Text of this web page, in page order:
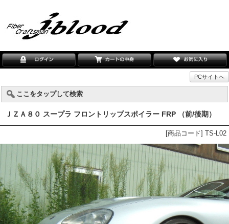
PCサイトへ
ここをタップして検索
ＪＺＡ８０ スープラ フロントリップスポイラー FRP （前/後期）
[商品コード] TS-L02